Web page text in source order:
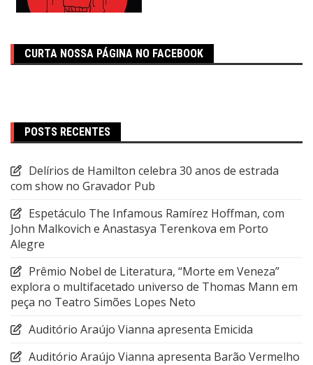
CURTA NOSSA PÁGINA NO FACEBOOK
POSTS RECENTES
Delírios de Hamilton celebra 30 anos de estrada
com show no Gravador Pub
Espetáculo The Infamous Ramírez Hoffman, com
John Malkovich e Anastasya Terenkova em Porto
Alegre
Prêmio Nobel de Literatura, “Morte em Veneza”
explora o multifacetado universo de Thomas Mann em
peça no Teatro Simões Lopes Neto
Auditório Araújo Vianna apresenta Emicida
Auditório Araújo Vianna apresenta Barão Vermelho